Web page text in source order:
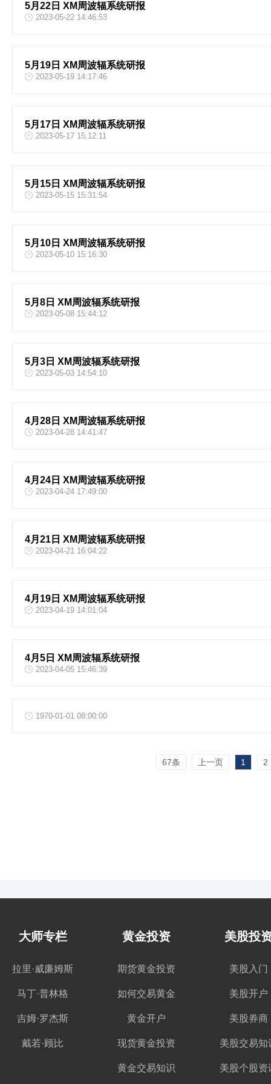
5月22日 XM周波辐系统研报
2023-05-22 14:46:53
5月19日 XM周波辐系统研报
2023-05-19 14:17:46
5月17日 XM周波辐系统研报
2023-05-17 15:12:11
5月15日 XM周波辐系统研报
2023-05-15 15:31:54
5月10日 XM周波辐系统研报
2023-05-10 15:16:30
5月8日 XM周波辐系统研报
2023-05-08 15:44:12
5月3日 XM周波辐系统研报
2023-05-03 14:54:10
4月28日 XM周波辐系统研报
2023-04-28 14:41:47
4月24日 XM周波辐系统研报
2023-04-24 17:49:00
4月21日 XM周波辐系统研报
2023-04-21 16:04:22
4月19日 XM周波辐系统研报
2023-04-19 14:01:04
4月5日 XM周波辐系统研报
2023-04-05 15:46:39
1970-01-01 08:00:00
67条 上一页 1 2
大师专栏
拉里·威廉姆斯
马丁·普林格
吉姆·罗杰斯
戴若·顾比
黄金投资
期货黄金投资
如何交易黄金
黄金开户
现货黄金投资
黄金交易知识
美股投
美股入门
美股开户
美股券商
美股交易知
美股个股资